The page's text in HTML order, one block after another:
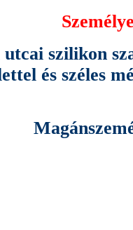
szilikon
és széles